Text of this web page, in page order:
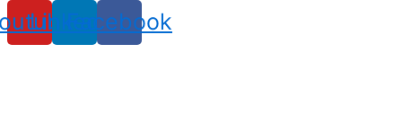
Linkedin
Facebook